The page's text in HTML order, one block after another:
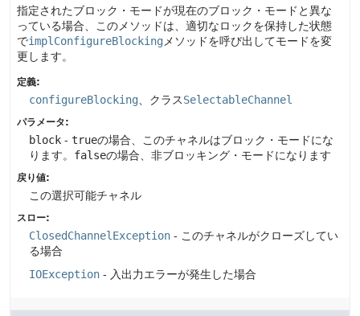
指定されたブロック・モードが現在のブロック・モードと異な
っている場合、このメソッドは、適切なロックを保持した状態
でimplConfigureBlocking メソッドを呼び出してモードを変
更します。
定義:
configureBlocking 、クラスSelectableChannel
パラメータ:
block - trueの場合、このチャネルはブロック・モードにな
ります。 falseの場合、非ブロッキング・モードになります
戻り値:
この選択可能チャネル
スロー:
ClosedChannelException - このチャネルがクローズしてい
る場合
IOException - 入出力エラーが発生した場合